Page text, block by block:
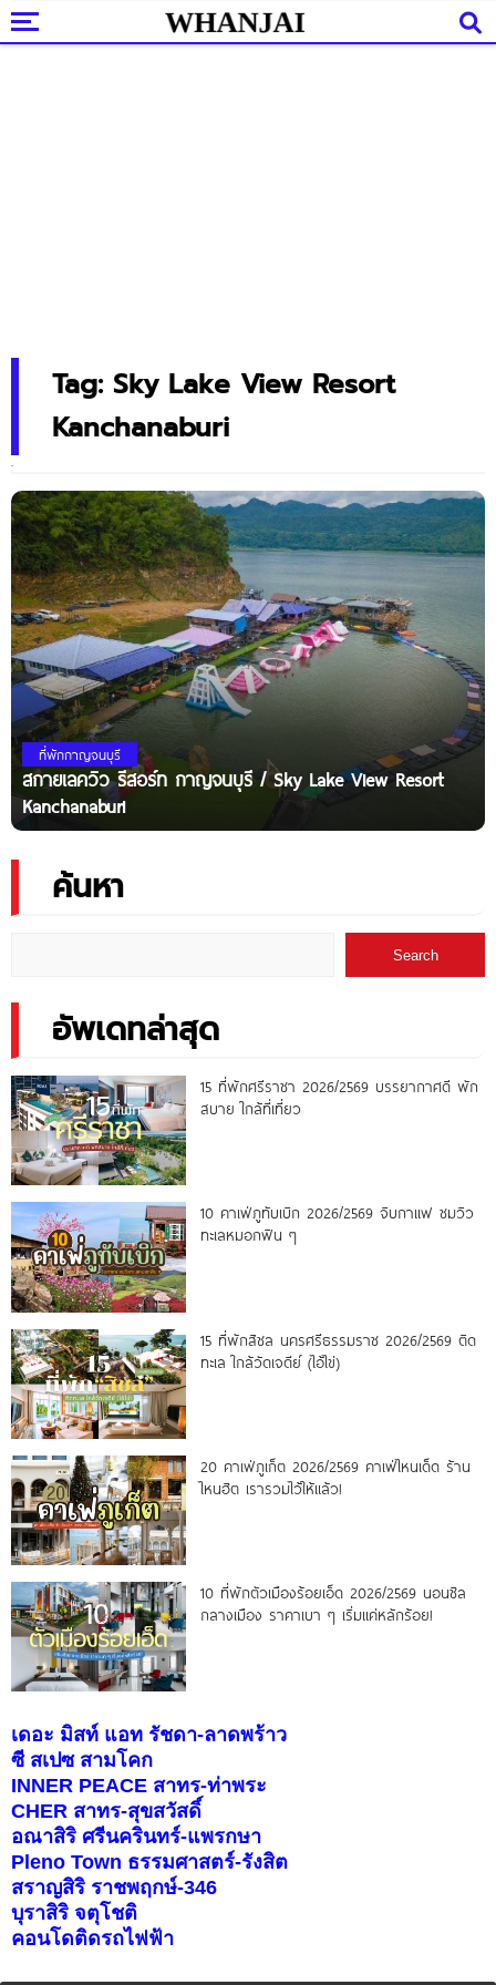
Tag: Sky Lake View Resort
Kanchanaburi
ที่พักกาญจนบุรี
สกายเลควิว รีสอร์ท กาญจนบุรี / Sky Lake View Resort
Kanchanaburi
ค้นหา
Search
อัพเดทล่าสุด
15 ที่พักศรีราชา 2026/2569 บรรยากาศดี พัก
สบาย ใกล้ที่เที่ยว
10 คาเฟ่ภูทับเบิก 2026/2569 จิบกาแฟ ชมวิว
ทะเลหมอกฟิน ๆ
15 ที่พักสิชล นครศรีธรรมราช 2026/2569 ติด
ทะเล ใกล้วัดเจดีย์ (ไอ้ไข่)
20 คาเฟ่ภูเก็ต 2026/2569 คาเฟ่ไหนเด็ด ร้าน
ไหนฮิต เรารวมไว้ให้แล้ว!
10 ที่พักตัวเมืองร้อยเอ็ด 2026/2569 นอนชิล
กลางเมือง ราคาเบา ๆ เริ่มแค่หลักร้อย!
เดอะ มิสท์ แอท รัชดา-ลาดพร้าว
ซี สเปซ สามโคก
INNER PEACE สาทร-ท่าพระ
CHER สาทร-สุขสวัสดิ์
อณาสิริ ศรีนครินทร์-แพรกษา
Pleno Town ธรรมศาสตร์-รังสิต
สราญสิริ ราชพฤกษ์-346
บุราสิริ จตุโชติ
คอนโดติดรถไฟฟ้า